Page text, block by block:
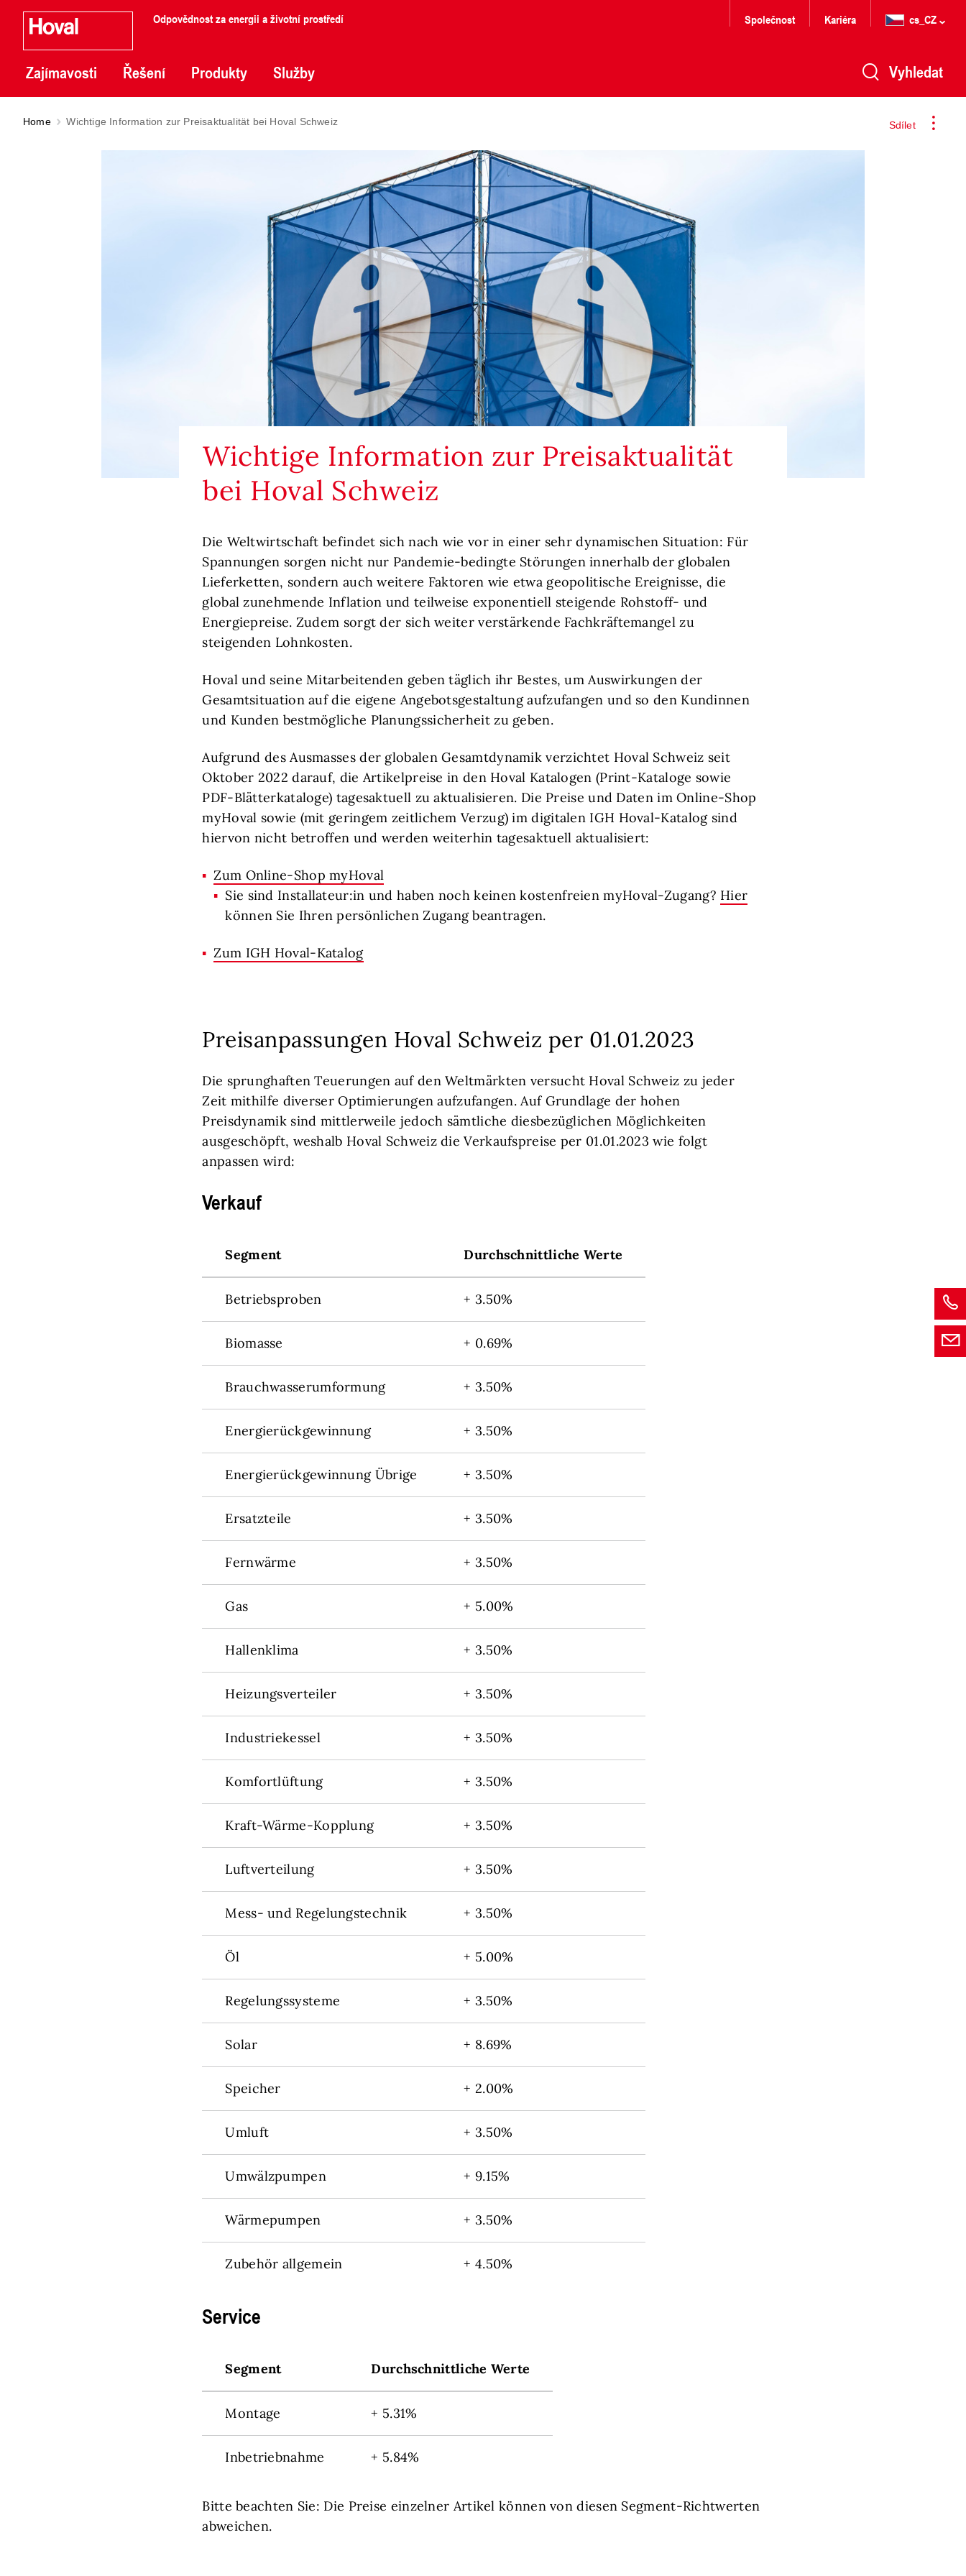
Odpovědnost za energii a životní prostředí
Zajímavosti Řešení Produkty Služby
Společnost Kariéra cs_CZ
Vyhledat
Sdílet
Home Wichtige Information zur Preisaktualität bei Hoval Schweiz
Wichtige Information zur Preisaktualität
bei Hoval Schweiz
Die Weltwirtschaft befindet sich nach wie vor in einer sehr dynamischen Situation: Für
Spannungen sorgen nicht nur Pandemie-bedingte Störungen innerhalb der globalen
Lieferketten, sondern auch weitere Faktoren wie etwa geopolitische Ereignisse, die
global zunehmende Inflation und teilweise exponentiell steigende Rohstoff- und
Energiepreise. Zudem sorgt der sich weiter verstärkende Fachkräftemangel zu
steigenden Lohnkosten.
Hoval und seine Mitarbeitenden geben täglich ihr Bestes, um Auswirkungen der
Gesamtsituation auf die eigene Angebotsgestaltung aufzufangen und so den Kundinnen
und Kunden bestmögliche Planungssicherheit zu geben.
Aufgrund des Ausmasses der globalen Gesamtdynamik verzichtet Hoval Schweiz seit
Oktober 2022 darauf, die Artikelpreise in den Hoval Katalogen (Print-Kataloge sowie
PDF-Blätterkataloge) tagesaktuell zu aktualisieren. Die Preise und Daten im Online-Shop
myHoval sowie (mit geringem zeitlichem Verzug) im digitalen IGH Hoval-Katalog sind
hiervon nicht betroffen und werden weiterhin tagesaktuell aktualisiert:
Zum Online-Shop myHoval
Sie sind Installateur:in und haben noch keinen kostenfreien myHoval-Zugang? Hier
können Sie Ihren persönlichen Zugang beantragen.
Zum IGH Hoval-Katalog
Preisanpassungen Hoval Schweiz per 01.01.2023
Die sprunghaften Teuerungen auf den Weltmärkten versucht Hoval Schweiz zu jeder
Zeit mithilfe diverser Optimierungen aufzufangen. Auf Grundlage der hohen
Preisdynamik sind mittlerweile jedoch sämtliche diesbezüglichen Möglichkeiten
ausgeschöpft, weshalb Hoval Schweiz die Verkaufspreise per 01.01.2023 wie folgt
anpassen wird:
Verkauf
Segment Durchschnittliche Werte
Betriebsproben + 3.50%
Biomasse + 0.69%
Brauchwasserumformung + 3.50%
Energierückgewinnung + 3.50%
Energierückgewinnung Übrige + 3.50%
Ersatzteile + 3.50%
Fernwärme + 3.50%
Gas + 5.00%
Hallenklima + 3.50%
Heizungsverteiler + 3.50%
Industriekessel + 3.50%
Komfortlüftung + 3.50%
Kraft-Wärme-Kopplung + 3.50%
Luftverteilung + 3.50%
Mess- und Regelungstechnik + 3.50%
Öl + 5.00%
Regelungssysteme + 3.50%
Solar + 8.69%
Speicher + 2.00%
Umluft + 3.50%
Umwälzpumpen + 9.15%
Wärmepumpen + 3.50%
Zubehör allgemein + 4.50%
Service
Segment Durchschnittliche Werte
Montage + 5.31%
Inbetriebnahme + 5.84%
Bitte beachten Sie: Die Preise einzelner Artikel können von diesen Segment-Richtwerten
abweichen.